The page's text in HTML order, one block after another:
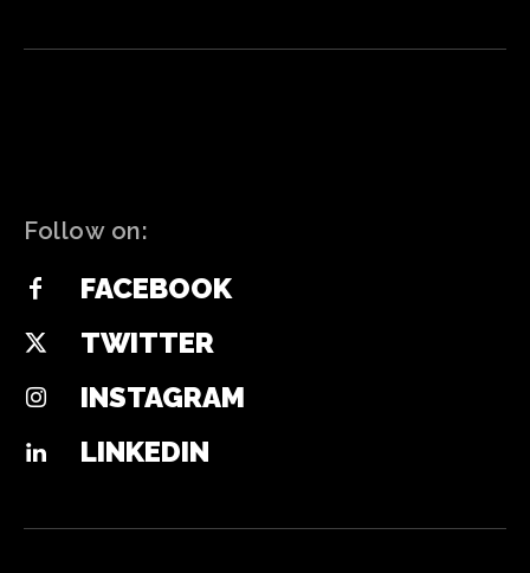
Follow on:
FACEBOOK
TWITTER
INSTAGRAM
LINKEDIN